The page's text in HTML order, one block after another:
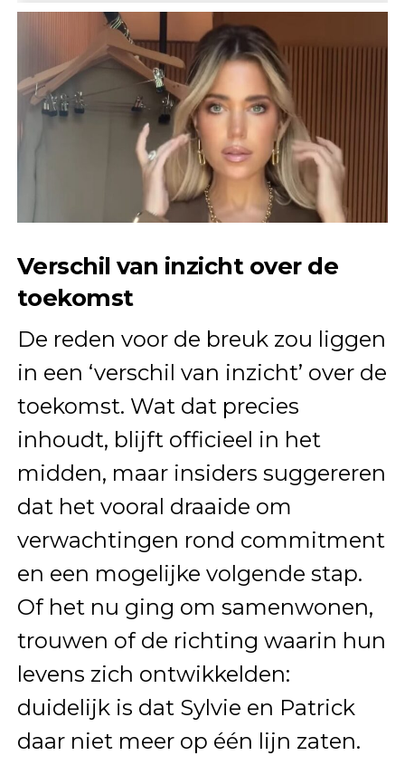
Verschil van inzicht over de
toekomst
De reden voor de breuk zou liggen
in een ‘verschil van inzicht’ over de
toekomst. Wat dat precies
inhoudt, blijft officieel in het
midden, maar insiders suggereren
dat het vooral draaide om
verwachtingen rond commitment
en een mogelijke volgende stap.
Of het nu ging om samenwonen,
trouwen of de richting waarin hun
levens zich ontwikkelden:
duidelijk is dat Sylvie en Patrick
daar niet meer op één lijn zaten.